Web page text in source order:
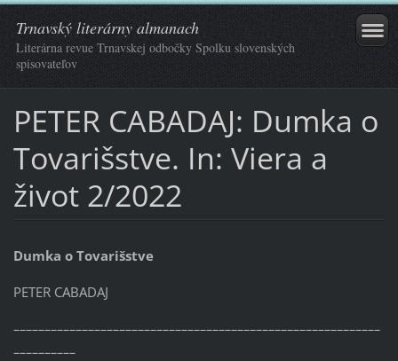
Trnavský literárny almanach
Literárna revue Trnavskej odbočky Spolku slovenských
spisovateľov
PETER CABADAJ: Dumka o
Tovarišstve. In: Viera a
život 2/2022
Dumka o Tovarišstve
PETER CABADAJ
–––––––––––––––––––––––––––––––––––––––––––––––––––––––––––
––––––––––